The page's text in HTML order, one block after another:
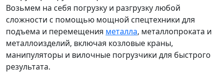
Возьмем на себя погрузку и разгрузку любой
сложности с помощью мощной спецтехники для
подъема и перемещения металла, металлопроката и
металлоизделий, включая козловые краны,
манипуляторы и вилочные погрузчики для быстрого
результата.